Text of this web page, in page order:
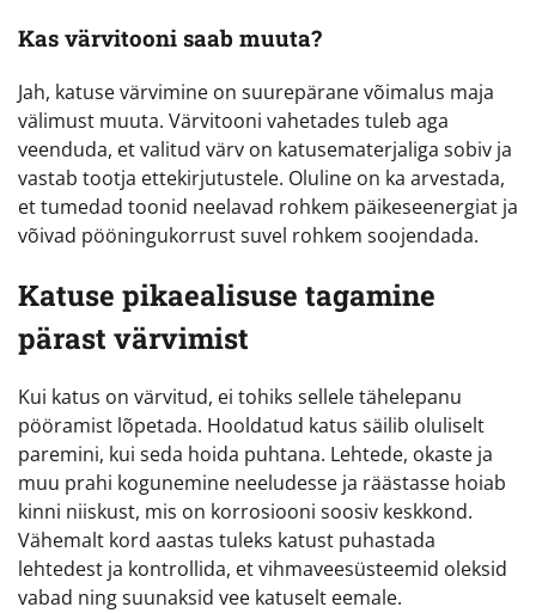
Kas värvitooni saab muuta?
Jah, katuse värvimine on suurepärane võimalus maja
välimust muuta. Värvitooni vahetades tuleb aga
veenduda, et valitud värv on katusematerjaliga sobiv ja
vastab tootja ettekirjutustele. Oluline on ka arvestada,
et tumedad toonid neelavad rohkem päikeseenergiat ja
võivad pööningukorrust suvel rohkem soojendada.
Katuse pikaealisuse tagamine
pärast värvimist
Kui katus on värvitud, ei tohiks sellele tähelepanu
pööramist lõpetada. Hooldatud katus säilib oluliselt
paremini, kui seda hoida puhtana. Lehtede, okaste ja
muu prahi kogunemine neeludesse ja räästasse hoiab
kinni niiskust, mis on korrosiooni soosiv keskkond.
Vähemalt kord aastas tuleks katust puhastada
lehtedest ja kontrollida, et vihmaveesüsteemid oleksid
vabad ning suunaksid vee katuselt eemale.